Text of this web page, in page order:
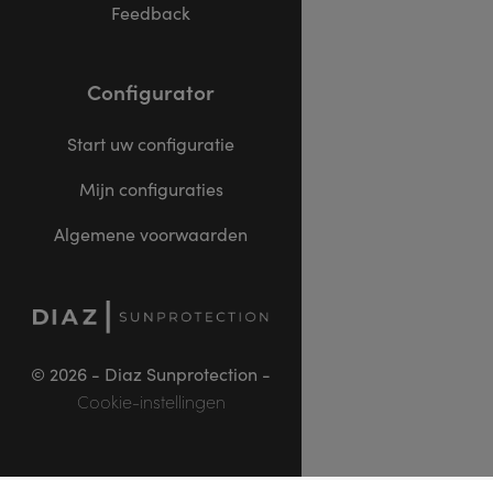
Feedback
Configurator
Start uw configuratie
Mijn configuraties
Algemene voorwaarden
© 2026 - Diaz Sunprotection -
Cookie-instellingen